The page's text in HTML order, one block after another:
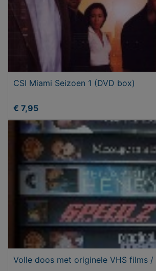
CSI Miami Seizoen 1 (DVD box)
€ 7,95
Volle doos met originele VHS films /